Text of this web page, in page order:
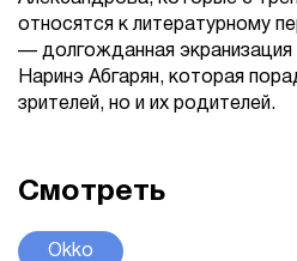
относятся к литературному
— долгожданная экранизация
Наринэ Абгарян, которая
зрителей, но и их родителей.
Смотреть
Okko